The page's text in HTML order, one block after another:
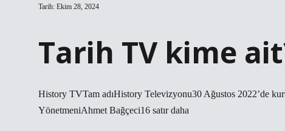
Tarih: Ekim 28, 2024
Tarih TV kime
History TVTam adıHistory Televizyonu30 Ağustos 2022’de
YönetmeniAhmet Bağçeci16 satır daha